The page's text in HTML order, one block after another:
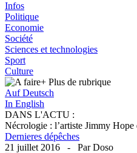
Infos
Politique
Economie
Société
Sciences et technologies
Sport
Culture
+ Plus de rubrique
Auf Deutsch
In English
DANS L'ACTU :
Nécrologie : l’artiste Jimmy Hope
Dernieres dépêches
21 juillet 2016 - Par Doso